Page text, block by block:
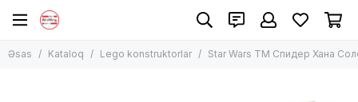
Lego konstruktorlar
Əsas Kataloq Lego konstruktorlar Star Wars TM Спидер Хана